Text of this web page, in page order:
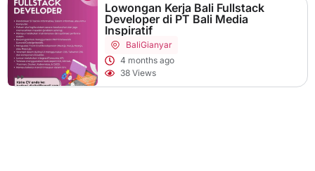
Lowongan Kerja Bali Fullstack
Developer di PT Bali Media
Inspiratif
BaliGianyar
4 months ago
38 Views